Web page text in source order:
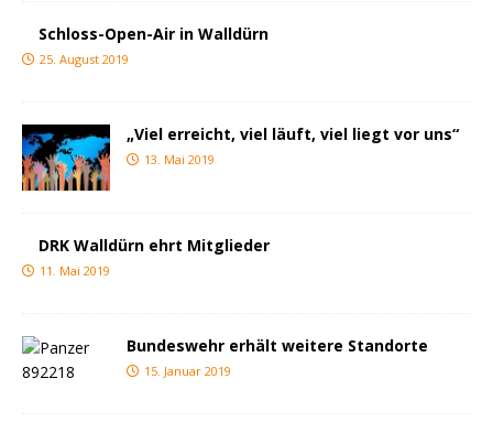
Schloss-Open-Air in Walldürn
25. August 2019
„Viel erreicht, viel läuft, viel liegt vor uns“
13. Mai 2019
DRK Walldürn ehrt Mitglieder
11. Mai 2019
Bundeswehr erhält weitere Standorte
15. Januar 2019